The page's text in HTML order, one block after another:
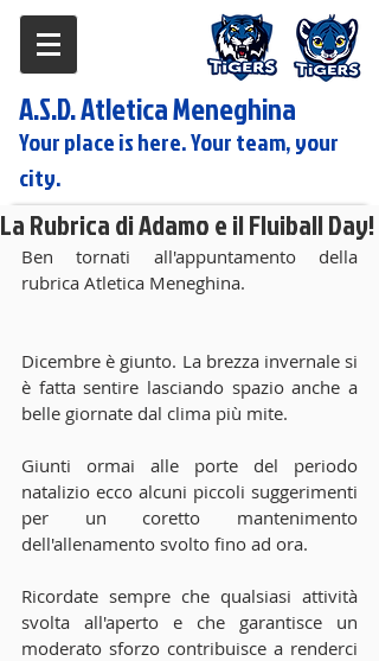
A.S.D. Atletica Meneghina
Your place is here. Your team, your
city.
La Rubrica di Adamo e il Fluiball Day!
Ben tornati all'appuntamento della
rubrica Atletica Meneghina.
Dicembre è giunto. La brezza invernale si
è fatta sentire lasciando spazio anche a
belle giornate dal clima più mite.
Giunti ormai alle porte del periodo
natalizio ecco alcuni piccoli suggerimenti
per un coretto mantenimento
dell'allenamento svolto fino ad ora.
Ricordate sempre che qualsiasi attività
svolta all'aperto e che garantisce un
moderato sforzo contribuisce a renderci